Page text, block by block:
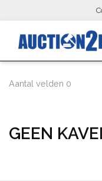
Aantal velden 0
GEEN